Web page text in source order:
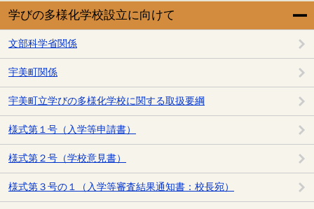
学びの多様化学校設立に向けて
文部科学省関係
宇美町関係
宇美町立学びの多様化学校に関する取扱要綱
様式第１号（入学等申請書）
様式第２号（学校意見書）
様式第３号の１（入学等審査結果通知書：校長宛）